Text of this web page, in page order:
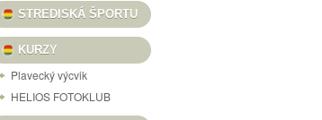
HANGULATOK FOTOVÝSTAVA FERENCZI ÉVI A PREZMECZKY PÉTER
STREDISKÁ ŠPORTU
KURZY
Plavecký výcvik
HELIOS FOTOKLUB